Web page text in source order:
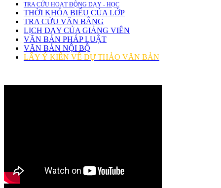
TRA CỨU HOẠT ĐỘNG DẠY - HỌC
THỜI KHÓA BIỂU CỦA LỚP
TRA CỨU VĂN BẰNG
LỊCH DẠY CỦA GIẢNG VIÊN
VĂN BẢN PHÁP LUẬT
VĂN BẢN NỘI BỘ
LẤY Ý KIẾN VỀ DỰ THẢO VĂN BẢN